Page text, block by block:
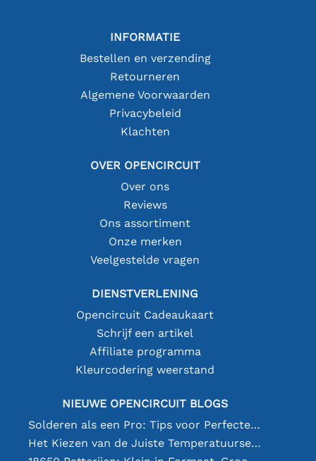
INFORMATIE
Bestellen en verzending
Retourneren
Algemene Voorwaarden
Privacybeleid
Klachten
OVER OPENCIRCUIT
Over ons
Reviews
Ons assortiment
Onze merken
Veelgestelde vragen
DIENSTVERLENING
Opencircuit Cadeaukaart
Schrijf een artikel
Affiliate programma
Kleurcodering weerstand
NIEUWE OPENCIRCUIT BLOGS
Solderen als een Pro: Tips voor Perfecte Elektronische Verbindingen
Het Kiezen van de Juiste Temperatuursensor [youtube]